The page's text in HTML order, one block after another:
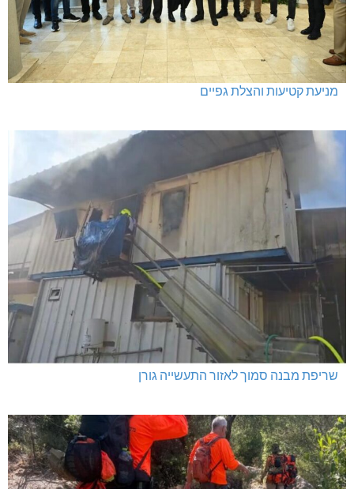
מעלות: פוענחו השלכות רימוני רסס